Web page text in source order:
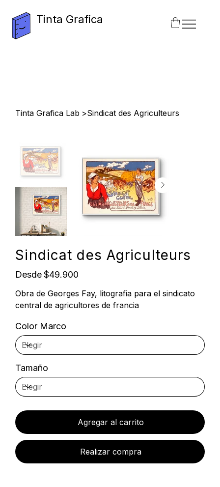
Tinta Grafica
Tinta Grafica Lab >Sindicat des Agriculteurs
Sindicat des Agriculteurs
Desde Precio
$49.900
Obra de Georges Fay, litografia para el sindicato
central de agricultores de francia
Color Marco
Tamaño
Agregar al carrito
Realizar compra